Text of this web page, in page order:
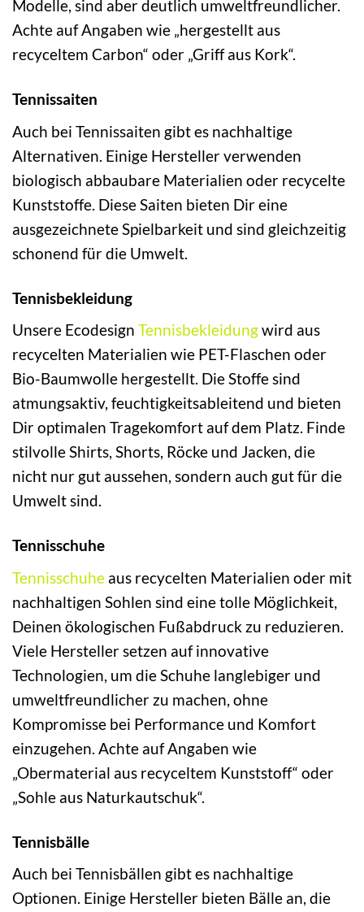
Modelle, sind aber deutlich umweltfreundlicher.
Achte auf Angaben wie „hergestellt aus
recyceltem Carbon“ oder „Griff aus Kork“.
Tennissaiten
Auch bei Tennissaiten gibt es nachhaltige
Alternativen. Einige Hersteller verwenden
biologisch abbaubare Materialien oder recycelte
Kunststoffe. Diese Saiten bieten Dir eine
ausgezeichnete Spielbarkeit und sind gleichzeitig
schonend für die Umwelt.
Tennisbekleidung
Unsere Ecodesign Tennisbekleidungwird aus
recycelten Materialien wie PET-Flaschen oder
Bio-Baumwolle hergestellt. Die Stoffe sind
atmungsaktiv, feuchtigkeitsableitend und bieten
Dir optimalen Tragekomfort auf dem Platz. Finde
stilvolle Shirts, Shorts, Röcke und Jacken, die
nicht nur gut aussehen, sondern auch gut für die
Umwelt sind.
Tennisschuhe
Tennisschuhe aus recycelten Materialien oder mit
nachhaltigen Sohlen sind eine tolle Möglichkeit,
Deinen ökologischen Fußabdruck zu reduzieren.
Viele Hersteller setzen auf innovative
Technologien, um die Schuhe langlebiger und
umweltfreundlicher zu machen, ohne
Kompromisse bei Performance und Komfort
einzugehen. Achte auf Angaben wie
„Obermaterial aus recyceltem Kunststoff“ oder
„Sohle aus Naturkautschuk“.
Tennisbälle
Auch bei Tennisbällen gibt es nachhaltige
Optionen. Einige Hersteller bieten Bälle an, die